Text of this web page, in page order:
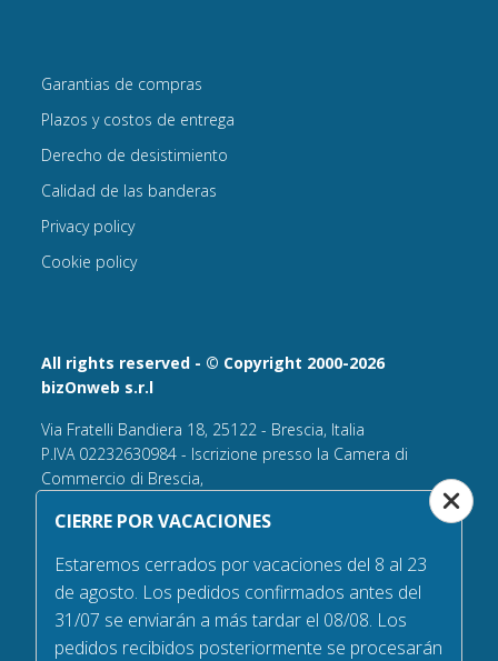
All rights reserved - © Copyright 2000-2026
bizOnweb s.r.l
Via Fratelli Bandiera 18, 25122 - Brescia, Italia
P.IVA 02232630984 - Iscrizione presso la Camera di
Commercio di Brescia,
n° REA 432569 Capitale sociale versato Euro 25.000,00.
Email:info@bandiere.it
PEC bizonweb@mailcertiﬁcatapec.it
Garantias de compras
Plazos y costos de entrega
Derecho de desistimiento
Calidad de las banderas
Privacy policy
Cookie policy
CIERRE POR VACACIONES
Estaremos cerrados por vacaciones del 8 al 23
de agosto. Los pedidos confirmados antes del
31/07 se enviarán a más tardar el 08/08. Los
pedidos recibidos posteriormente se procesarán